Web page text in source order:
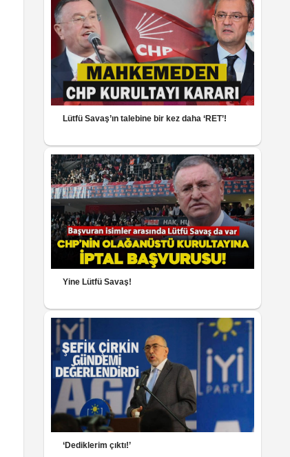
Lütfü Savaş’ın talebine bir kez daha ‘RET’!
Yine Lütfü Savaş!
‘Dediklerim çıktı!’